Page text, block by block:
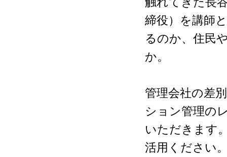
締役）を講師
るのか、住民
か。
管理会社の差
ション管理の
いただきます
活用ください